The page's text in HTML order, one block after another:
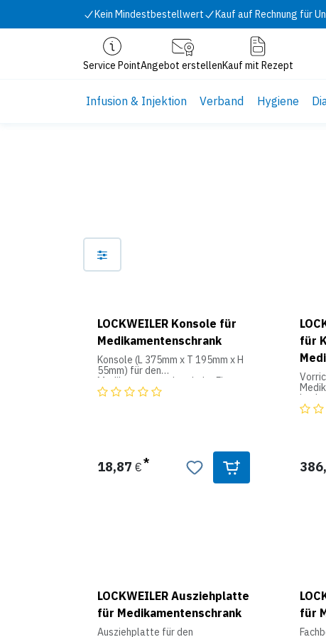
Kein Mindestbestellwert Kauf auf Rechnung für
Service PointAngebot erstellenKauf mit Rezept
Infusion & Injektion Verband Hygiene
LOCKWEILER Konsole für
Medikamentenschrank
Konsole (L 375mm x T 195mm x H
55mm) für den
Medikamentenschrank der Firma
Lockweiler.
18,87 €
für
LOCKWEILER Ausziehplatte
für Medikamentenschrank
Ausziehplatte für den
für